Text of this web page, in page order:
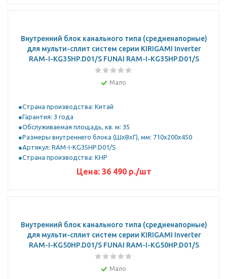
Внутренний блок канального типа (средненапорные)
для мульти-сплит систем серии KIRIGAMI Inverter
RAM-I-KG35HP.D01/S FUNAI RAM-I-KG35HP.D01/S
Мало
Страна производства: Китай
Гарантия: 3 года
Обслуживаемая площадь, кв. м: 35
Размеры внутреннего блока (ШхВхГ), мм: 710x200x450
Артикул: RAM-I-KG35HP.D01/S
Страна производства: КНР
Цена: 36 490р./шт
Внутренний блок канального типа (средненапорные)
для мульти-сплит систем серии KIRIGAMI Inverter
RAM-I-KG50HP.D01/S FUNAI RAM-I-KG50HP.D01/S
Мало